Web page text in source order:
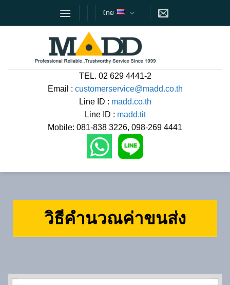
ไทย
TEL. 02 629 4441-2
Email : customerservice@madd.co.th
Line ID : madd.co.th
Line ID : madd.tit
Mobile: 081-838 3226, 098-269 4441
วิธีคำนวณค่าขนส่ง